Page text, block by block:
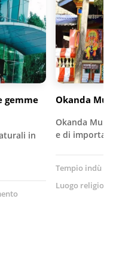
gemme
in
Okanda
Okanda
e di
Tempio indù
Luogo religioso